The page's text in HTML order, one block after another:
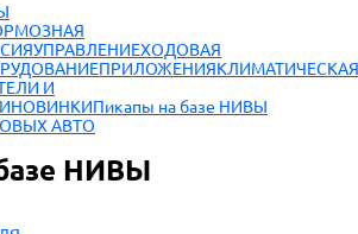
УПРАВЛЕНИЕХОДОВАЯ
ПРИЛОЖЕНИЯКЛИМАТИЧЕСКАЯ
И
НОВИНКИПикапы на базе НИВЫ
АВТО
НИВЫ